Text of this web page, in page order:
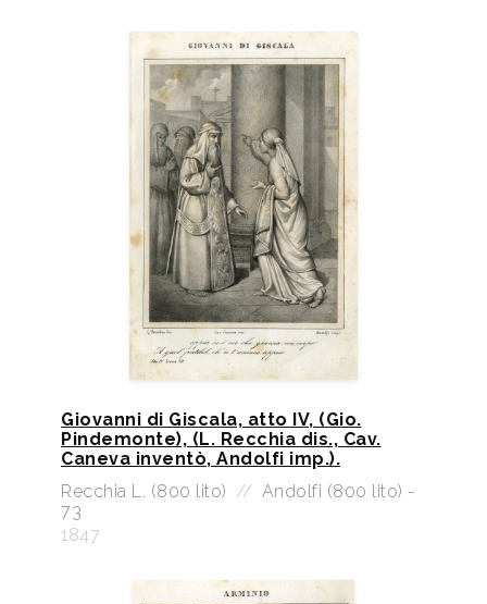
Giovanni di Giscala, atto IV, (Gio.
Pindemonte), (L. Recchia dis., Cav.
Caneva inventò, Andolfi imp.).
Recchia L. (800 lito) // Andolfi (800 lito) -
73
1847